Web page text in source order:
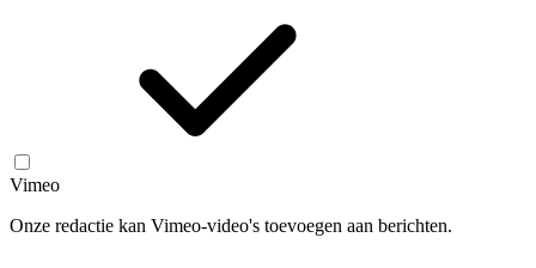
Vimeo
Onze redactie kan Vimeo-video's toevoegen aan berichten.